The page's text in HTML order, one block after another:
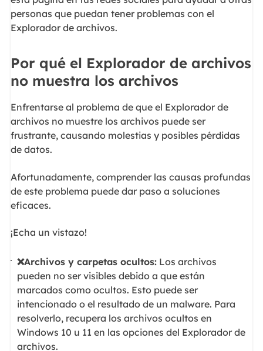
personas que puedan tener problemas con el
Explorador de archivos.
Por qué el Explorador de archivos
no muestra los archivos
Enfrentarse al problema de que el Explorador de
archivos no muestre los archivos puede ser
frustrante, causando molestias y posibles pérdidas
de datos.
Afortunadamente, comprender las causas profundas
de este problema puede dar paso a soluciones
eficaces.
¡Echa un vistazo!
❌Archivos y carpetas ocultos: Los archivos
pueden no ser visibles debido a que están
marcados como ocultos. Esto puede ser
intencionado o el resultado de un malware. Para
resolverlo, recupera los archivos ocultos en
Windows 10 u 11 en las opciones del Explorador de
archivos.